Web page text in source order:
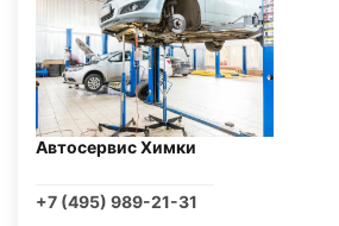
Автосервис Химки
+7 (495) 989-21-31